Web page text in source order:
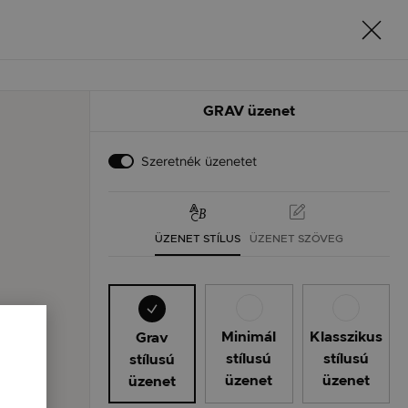
GRAV üzenet
Szeretnék üzenetet
ÜZENET STÍLUS ÜZENET SZÖVEG
Grav
stílusú
üzenet
Minimál
stílusú
üzenet
Klasszikus
stílusú
üzenet